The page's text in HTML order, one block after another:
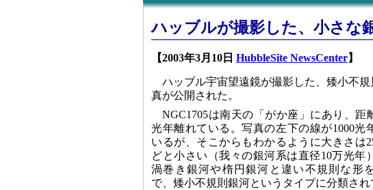
ハッブルが撮影した、小さな
【2003年3月10日 HubbleSite NewsCenter】
ハッブル宇宙望遠鏡が撮影した、矮小不
真が公開された。
NGC1705は南天の「がか座」にあり、距
光年離れている。写真の左下の線が1000光
いるが、そこからもわかるように大きさは
どと小さい（我々の銀河系は直径10万光年
渦巻き銀河や楕円銀河と違い不規則な形
で、矮小不規則銀河というタイプに分類され